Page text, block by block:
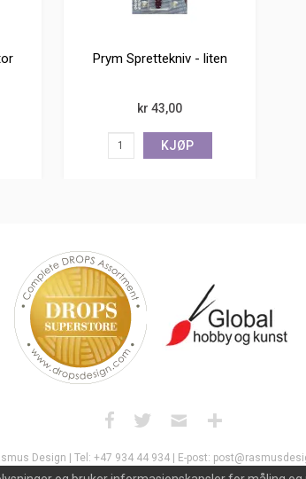
Prym Sprettekniv - liten
kr 43,00
KJØP
Design | Tel: +47 934 44 934 | E-post: